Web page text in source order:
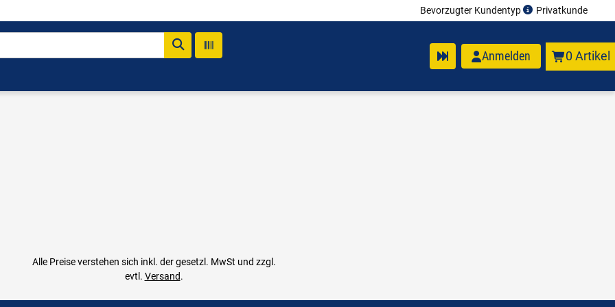
Bevorzugter Kundentyp Privatkunde
Anmelden 0 Artikel
Alle Preise verstehen sich inkl. der gesetzl. MwSt und zzgl.
evtl. Versand.